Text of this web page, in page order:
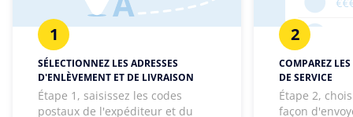
1
SÉLECTIONNEZ LES ADRESSES
D'ENLÈVEMENT ET DE LIVRAISON
Étape 1, saisissez les codes
postaux de l'expéditeur et du
2
COMPAREZ
DE SERVICE
Étape 2,
façon